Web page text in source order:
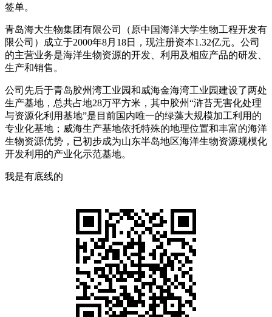
签单。
青岛海大生物集团有限公司（原中国海洋大学生物工程开发有
限公司）成立于2000年8月18日，现注册资本1.32亿元。公司
的主营业务是海洋生物资源的开发、利用及相应产品的研发、
生产和销售。
公司先后于青岛胶州湾工业园和威海金海湾工业园建设了两处
生产基地，总共占地28万平方米，其中胶州“浒苔无害化处理
与资源化利用基地”是目前国内唯一的绿藻大规模加工利用的
专业化基地；威海生产基地依托特殊的地理位置和丰富的海洋
生物资源优势，已初步成为山东半岛地区海洋生物资源规模化
开发利用的产业化示范基地。
我是有底线的